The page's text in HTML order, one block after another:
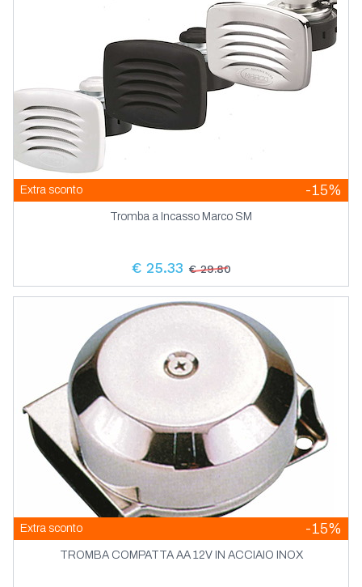
Extra sconto -15%
Tromba a Incasso Marco SM
€ 25.33 € 29.80
Extra sconto -15%
TROMBA COMPATTA AA 12V IN ACCIAIO INOX